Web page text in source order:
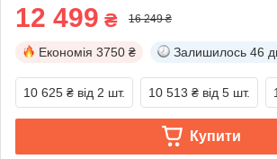
12 499 ₴ 16 249 ₴
Економія 3750 ₴ Залишилось 46
10 625 ₴ від 2 шт. 10 513 ₴ від 5 шт.
Купити